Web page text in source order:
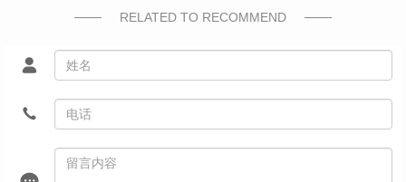
RELATED TO RECOMMEND